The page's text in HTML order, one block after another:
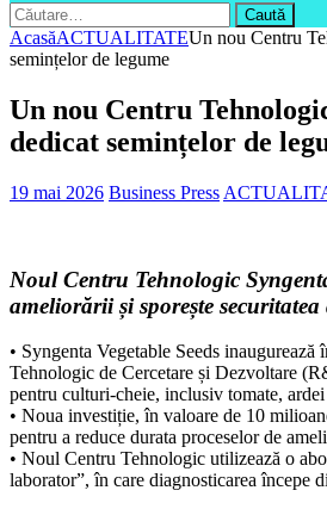
Caută
după:
AcasăACTUALITATEUn nou Centru
semințelor de legume
Un nou Centru
dedicat semințelor de
19 mai 2026 Business Press
Noul Centru Tehnologic
ameliorării și sporește
• Syngenta Vegetable Seeds inaugurează
Tehnologic de Cercetare și Dezvoltare
pentru culturi-cheie, inclusiv tomate, ardei
• Noua investiție, în valoare de 10
pentru a reduce durata proceselor de
• Noul Centru Tehnologic utilizează o
laborator”, în care diagnosticarea începe